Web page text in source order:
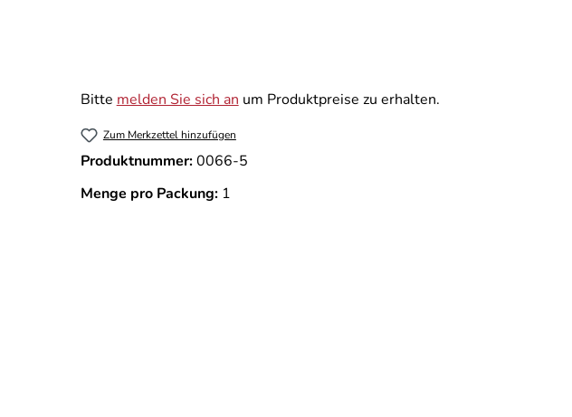
Bitte melden Sie sich an um Produktpreise zu erhalten.
Zum Merkzettel hinzufügen
Produktnummer:0066-5
Menge pro Packung: 1